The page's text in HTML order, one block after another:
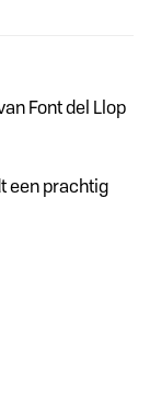
Font del Llop
een prachtig